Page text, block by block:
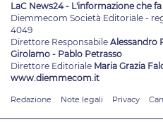
LaC News24 - L'informazione che
Diemmecom Società Editoriale -
4049
Direttore Responsabile Alessandro
Girolamo - Pablo Petrasso
Direttore Editoriale Maria Grazia
www.diemmecom.it
Redazione Note legali Privacy